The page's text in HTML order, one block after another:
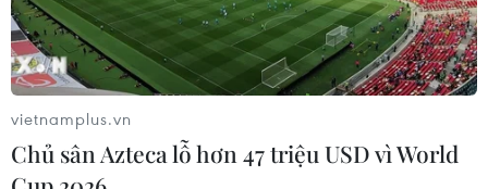
vietnamplus.vn
Chủ sân Azteca lỗ hơn 47 triệu USD vì World